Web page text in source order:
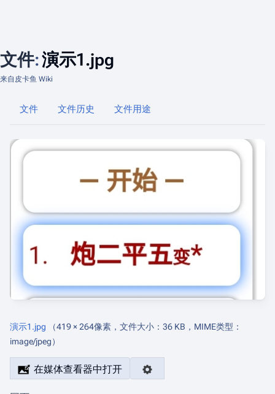
文件:演示1.jpg
来自皮卡鱼 Wiki
文件 文件历史 文件用途
演示1.jpg
（419 × 264像素，文件大小：36 KB，MIME类型：
image/jpeg）
在媒体查看器中打开